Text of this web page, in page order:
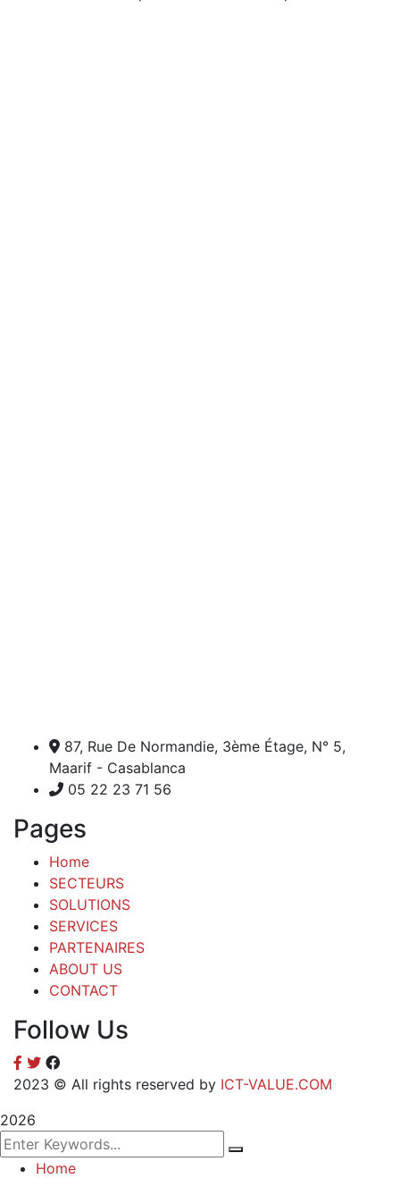
87, Rue De Normandie, 3ème Étage, N° 5,
Maarif - Casablanca
05 22 23 71 56
Pages
Home
SECTEURS
SOLUTIONS
SERVICES
PARTENAIRES
ABOUT US
CONTACT
Follow Us
2023 © All rights reserved by ICT-VALUE.COM
2026
Home